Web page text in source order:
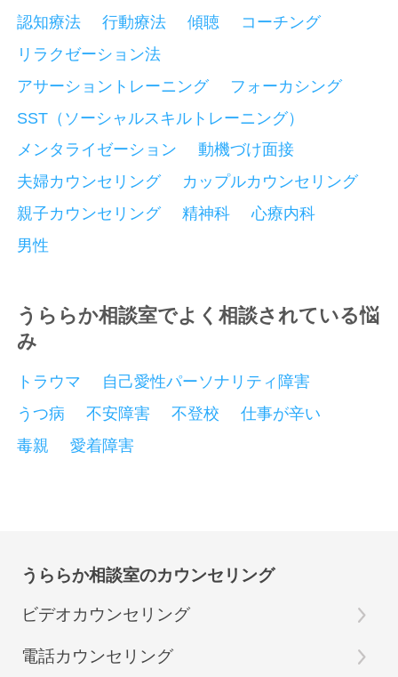
認知療法
行動療法 傾聴
コーチング
リラクゼーション法
アサーショントレーニング
フォーカシング
SST（ソーシャルスキルトレーニング）
メンタライゼーション
動機づけ面接
夫婦カウンセリング
カップルカウンセリング
親子カウンセリング
精神科
心療内科
男性
うららか相談室でよく相談されている悩
み
トラウマ
自己愛性パーソナリティ障害
うつ病
不安障害 不登校
仕事が辛い
毒親
愛着障害
うららか相談室のカウンセリング
ビデオカウンセリング
電話カウンセリング